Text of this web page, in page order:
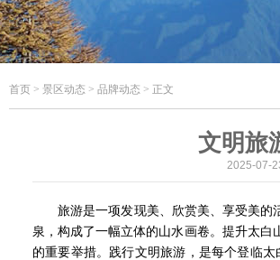
首页 > 景区动态 > 品牌动态 > 正文
文明旅
2025-07-
旅游是一项发现美、欣赏美、享受美的
泉，构成了一幅立体的山水画卷。提升太
的重要举措。践行文明旅游，是每个登临